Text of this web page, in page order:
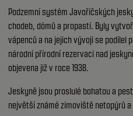
Podzemní systém Javoříčských
chodeb, dómů a propastí. Byly
vápenců a na jejich vývoji se podílel
národní přírodní rezervaci nad
objevena již v roce 1938.
Jeskyně jsou proslulé bohatou a
největší známé zimoviště netopýrů